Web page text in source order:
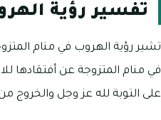
تفسير رؤية
تشير رؤية الهروب في منام
في منام المتزوجة عن أفتقادها
على التوبة لله عز وجل